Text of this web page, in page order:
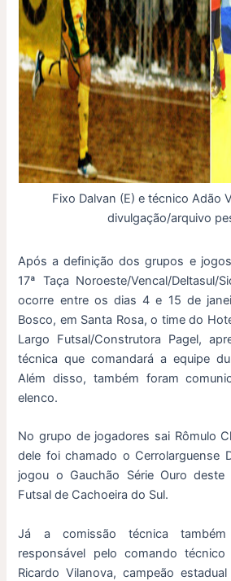
Fixo Dalvan (E) e técnico Adão
divulgação/arquivo
Após a definição dos grupos e
17ª Taça Noroeste/Vencal/Deltasul/
ocorre entre os dias 4 e 15 de
Bosco, em Santa Rosa, o time do
Largo Futsal/Construtora Pagel,
técnica que comandará a equipe
Além disso, também foram
elenco.
No grupo de jogadores sai Rômulo
dele foi chamado o Cerrolarguense
jogou o Gauchão Série Ouro deste
Futsal de Cachoeira do Sul.
Já a comissão técnica
responsável pelo comando
Ricardo Vilanova, campeão